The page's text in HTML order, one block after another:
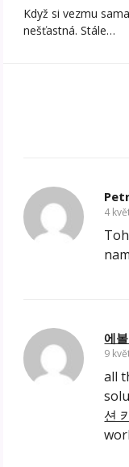
Když si vezmu
nešťastná. Stále…
4
에
9
all
션